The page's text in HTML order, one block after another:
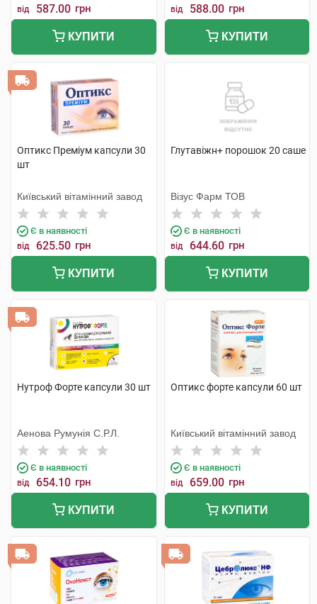
від 587.00 грн
КУПИТИ
від 588.00 грн
КУПИТИ
Оптикс Преміум капсули 30
шт
Київський вітамінний завод
Є в наявності
від 625.50 грн
КУПИТИ
Глутавіжн+ порошок 20 саше
Візус Фарм ТОВ
Є в наявності
від 644.60 грн
КУПИТИ
Нутроф Форте капсули 30 шт
Аенова Румунія С.Р.Л.
Є в наявності
від 654.10 грн
КУПИТИ
Оптикс форте капсули 60 шт
Київський вітамінний завод
Є в наявності
від 659.00 грн
КУПИТИ